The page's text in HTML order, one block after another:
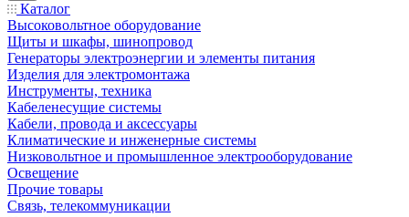
Каталог
Высоковольтное оборудование
Щиты и шкафы, шинопровод
Генераторы электроэнергии и элементы питания
Изделия для электромонтажа
Инструменты, техника
Кабеленесущие системы
Кабели, провода и аксессуары
Климатические и инженерные системы
Низковольтное и промышленное электрооборудование
Освещение
Прочие товары
Связь, телекоммуникации